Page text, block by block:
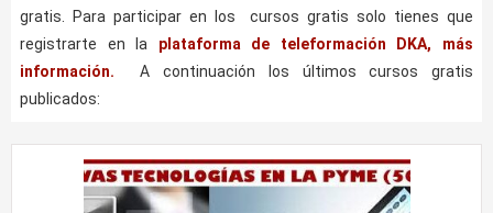
gratis. Para participar en los cursos gratis solo tienes que
registrarte en la plataforma de teleformación DKA, más
información.
A continuación los últimos cursos gratis
publicados: